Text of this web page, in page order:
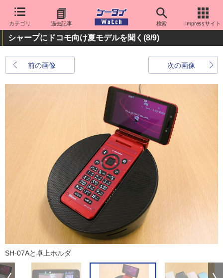
カテゴリ 過去記事 検索 Impressサイト
シャープにドコモ向け夏モデルを聞く (8/9)
前の画像 次の画像
SH-07Aと卓上ホルダ